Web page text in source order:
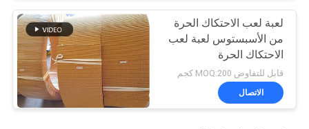
لعبة لعب الاحتكاك الحرة
من الأسبستوس لعبة لعب
الاحتكاك الحرة
قابل للتفاوض MOQ:200 كجم
الاتصال